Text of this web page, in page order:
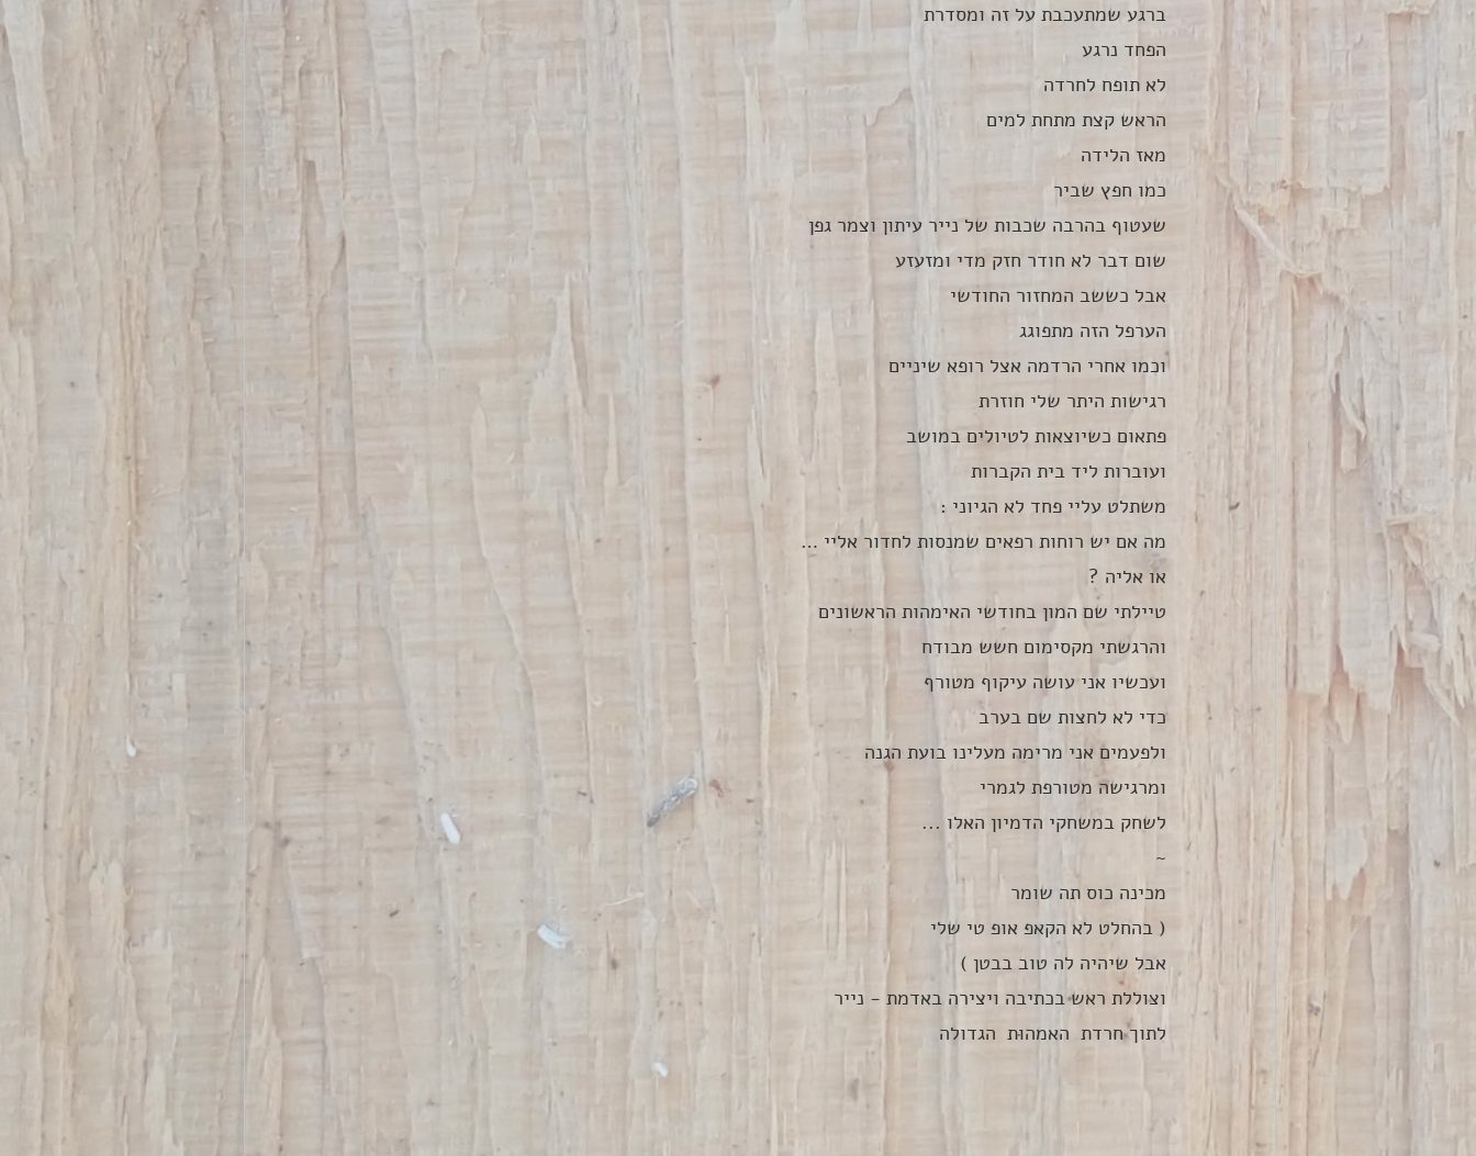
ברגע שמתעכבת על זה ומסדרת
הפחד נרגע
לא תופח לחרדה
הראש קצת מתחת למים
מאז הלידה
כמו חפץ שביר
שעטוף בהרבה שכבות של נייר עיתון וצמר גפן
שום דבר לא חודר חזק מדי ומזעזע
אבל כששב המחזור החודשי
הערפל הזה מתפוגג
וכמו אחרי הרדמה אצל רופא שיניים
רגישות היתר שלי חוזרת
פתאום כשיוצאות לטיולים במושב
ועוברות ליד בית הקברות
משתלט עליי פחד לא הגיוני :
מה אם יש רוחות רפאים שמנסות לחדור אליי …
או אליה ?
טיילתי שם המון בחודשי האימהות הראשונים
והרגשתי מקסימום חשש מבודח
ועכשיו אני עושה עיקוף מטורף
כדי לא לחצות שם בערב
ולפעמים אני מרימה מעלינו בועת הגנה
ומרגישה מטורפת לגמרי
לשחק במשחקי הדמיון האלו ...
~
מכינה כוס תה שומר
( בהחלט לא הקאפ אופ טי שלי
אבל שיהיה לה טוב בבטן )
וצוללת ראש בכתיבה ויצירה באדמת - נייר
לתוך חרדת  האמהוּת  הגדולה